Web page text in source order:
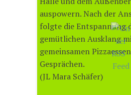
auspowern. Nach der
folgte die Entspannung
gemütlichen Ausklang
gemeinsamen
Gesprächen.
(JL Mara Schäfer)